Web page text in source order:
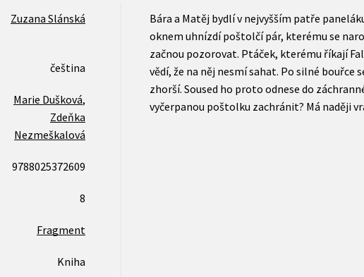
Zuzana Slánská
čeština
Marie Dušková,
Zdeňka
Nezmeškalová
9788025372609
8
Fragment
Kniha
Bára a Matěj bydlí v nejvyšším patře
oknem uhnízdí poštolčí pár, kterému se
začnou pozorovat. Ptáček, kterému říkají
vědí, že na něj nesmí sahat. Po silné bouřce
zhorší. Soused ho proto odnese do
vyčerpanou poštolku zachránit? Má naději